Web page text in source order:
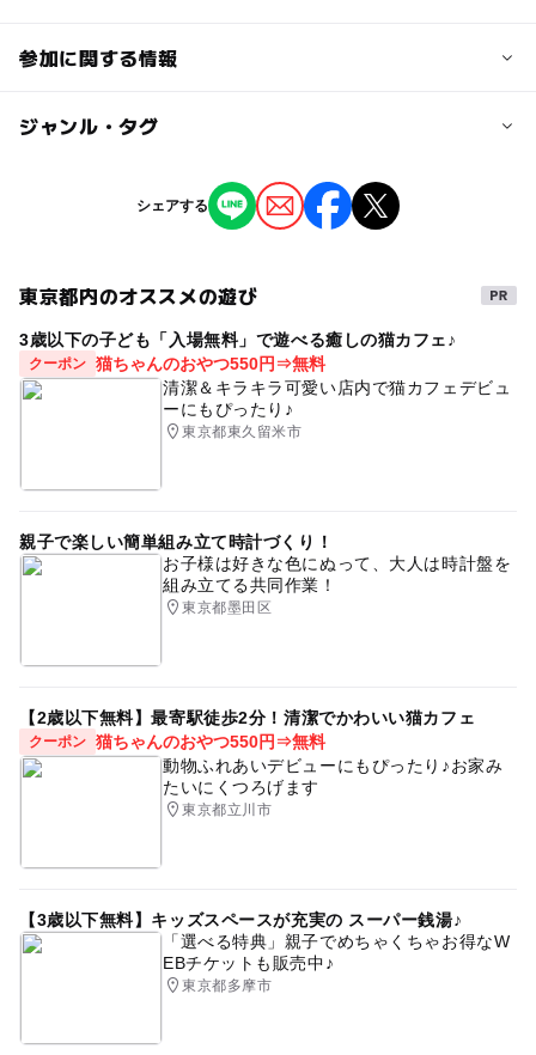
参加に関する情報
対象年齢
3歳･4歳･5歳･6歳(幼児) 小学生 中学生･高校生
ジャンル・タグ
街なかイベント
タグ
湯島白梅太鼓 野点 神輿渡御 物産展 梅まつり
梅の花
シェアする
東京都内のオススメの遊び
3歳以下の子ども「入場無料」で遊べる癒しの猫カフェ♪
クーポン 猫ちゃんのおやつ550円⇒無料
清潔＆キラキラ可愛い店内で猫カフェデビュ
ーにもぴったり♪
東京都東久留米市
親子で楽しい簡単組み立て時計づくり！
お子様は好きな色にぬって、大人は時計盤を
組み立てる共同作業！
東京都墨田区
【2歳以下無料】最寄駅徒歩2分！清潔でかわいい猫カフェ
クーポン 猫ちゃんのおやつ550円⇒無料
動物ふれあいデビューにもぴったり♪お家み
たいにくつろげます
東京都立川市
【3歳以下無料】キッズスペースが充実の スーパー銭湯♪
「選べる特典」親子でめちゃくちゃお得なW
EBチケットも販売中♪
東京都多摩市